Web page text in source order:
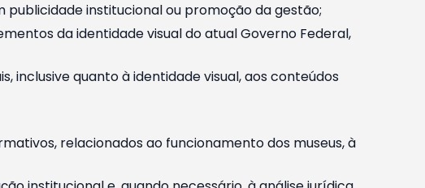
institucional ou promoção da gestão;
da identidade visual do atual Governo Federal,
inclusive quanto à identidade visual, aos conteúdos
relacionados ao funcionamento dos museus, à